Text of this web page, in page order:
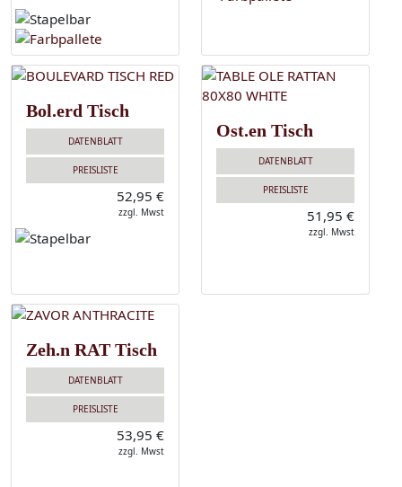
Bol.erd Tisch
DATENBLATT
PREISLISTE
52,95 €
zzgl. Mwst
Ost.en Tisch
DATENBLATT
PREISLISTE
51,95 €
zzgl. Mwst
Zeh.n RAT Tisch
DATENBLATT
PREISLISTE
53,95 €
zzgl. Mwst